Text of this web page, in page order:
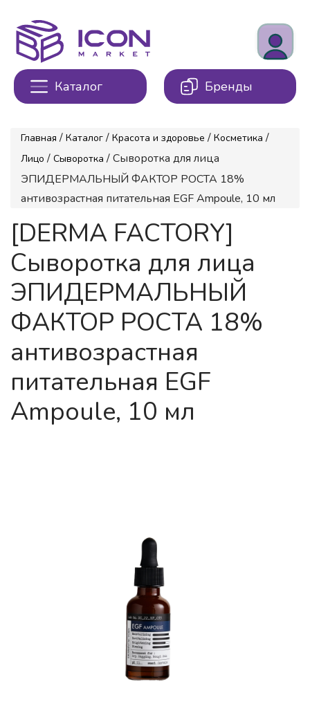
Каталог Бренды
Главная / Каталог / Красота и здоровье / Косметика /
Лицо / Сыворотка / Сыворотка для лица
ЭПИДЕРМАЛЬНЫЙ ФАКТОР РОСТА 18%
антивозрастная питательная EGF Ampoule, 10 мл
[DERMA FACTORY]
Сыворотка для лица
ЭПИДЕРМАЛЬНЫЙ
ФАКТОР РОСТА 18%
антивозрастная
питательная EGF
Ampoule, 10 мл